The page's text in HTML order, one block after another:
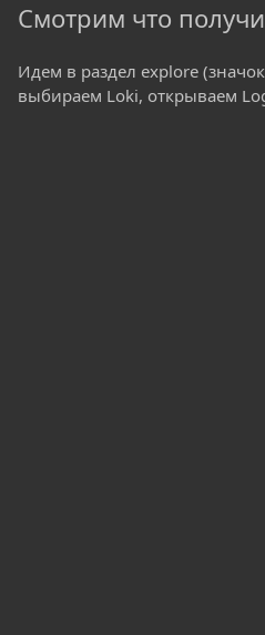
Смотрим что
Идем в раздел explore
выбираем Loki, открываем